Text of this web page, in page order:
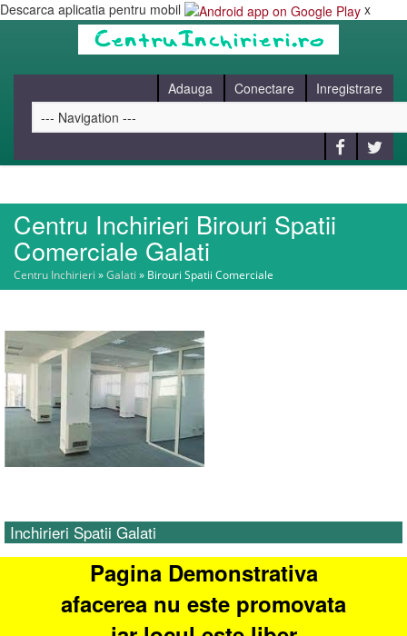
Descarca aplicatia pentru mobil x
Adauga Conectare Inregistrare
HOME
CAUT
BLOG
CONTACT
Centru Inchirieri Birouri Spatii
Comerciale Galati
Centru Inchirieri »Galati » Birouri Spatii Comerciale
Inchirieri Spatii Galati
Pagina Demonstrativa
afacerea nu este promovata